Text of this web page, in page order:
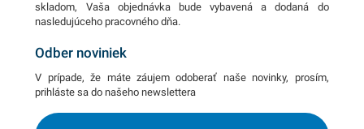
skladom, Vaša objednávka bude vybavená a dodaná do
nasledujúceho pracovného dňa.
Odber noviniek
V prípade, že máte záujem odoberať naše novinky, prosím,
prihláste sa do našeho newslettera